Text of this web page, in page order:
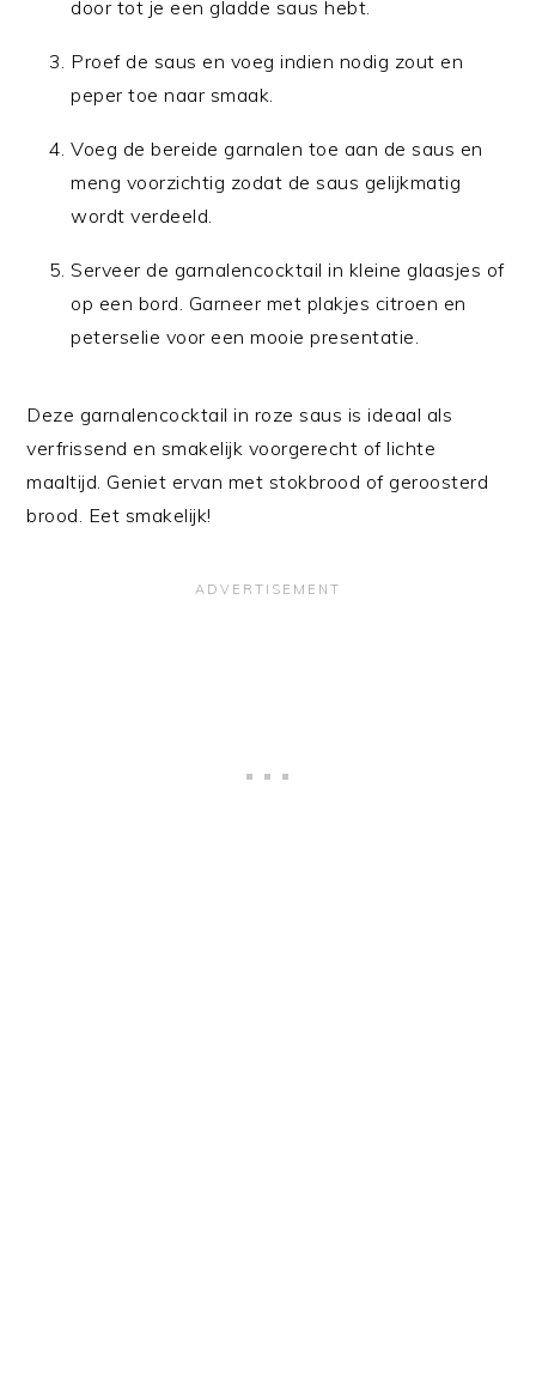
door tot je een gladde saus hebt.
Proef de saus en voeg indien nodig zout en
peper toe naar smaak.
Voeg de bereide garnalen toe aan de saus en
meng voorzichtig zodat de saus gelijkmatig
wordt verdeeld.
Serveer de garnalencocktail in kleine glaasjes of
op een bord. Garneer met plakjes citroen en
peterselie voor een mooie presentatie.
Deze garnalencocktail in roze saus is ideaal als
verfrissend en smakelijk voorgerecht of lichte
maaltijd. Geniet ervan met stokbrood of geroosterd
brood. Eet smakelijk!